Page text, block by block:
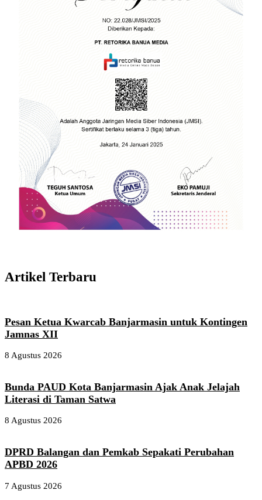
Artikel Terbaru
Pesan Ketua Kwarcab Banjarmasin untuk Kontingen
Jamnas XII
8 Agustus 2026
Bunda PAUD Kota Banjarmasin Ajak Anak Jelajah
Literasi di Taman Satwa
8 Agustus 2026
DPRD Balangan dan Pemkab Sepakati Perubahan
APBD 2026
7 Agustus 2026